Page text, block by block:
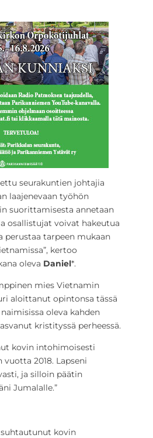
seurakuntien johtajia
laajenevaan työhön
suorittamisesta annetaan
osallistujat voivat hakeutua
perustaa tarpeen mukaan
kertoo
oleva Daniel*.
mies Vietnamin
aloittanut opintonsa tässä
oleva kahden
kristityssä perheessä.
kovin intohimoisesti
vuotta 2018. Lapseni
ja silloin päätin
Jumalalle.”
suhtautunut kovin